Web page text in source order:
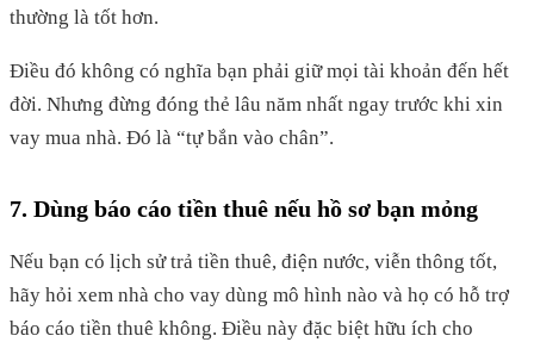
thường là tốt hơn.
Điều đó không có nghĩa bạn phải giữ mọi tài khoản đến hết
đời. Nhưng đừng đóng thẻ lâu năm nhất ngay trước khi xin
vay mua nhà. Đó là “tự bắn vào chân”.
7. Dùng báo cáo tiền thuê nếu hồ sơ bạn mỏng
Nếu bạn có lịch sử trả tiền thuê, điện nước, viễn thông tốt,
hãy hỏi xem nhà cho vay dùng mô hình nào và họ có hỗ trợ
báo cáo tiền thuê không. Điều này đặc biệt hữu ích cho